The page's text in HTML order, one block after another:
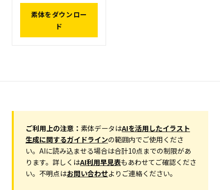
素体をダウンロー
ド
ご利用上の注意： 素体データはAIを活用したイラスト
生成に関するガイドラインの範囲内でご使用くださ
い。AIに読み込ませる場合は合計10点までの制限があ
ります。詳しくはAI利用早見表もあわせてご確認くださ
い。不明点はお問い合わせよりご連絡ください。